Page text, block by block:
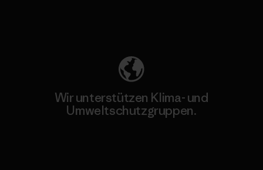
Wir unterstützen Klima- und
Umweltschutzgruppen.